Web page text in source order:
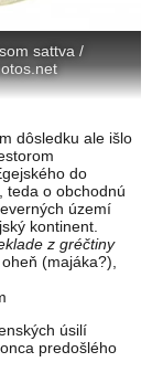
sattva /
dôsledku ale išlo
do
teda o obchodnú
území
kontinent.
z gréčtiny
(majáka?),
úsilí
predošlého